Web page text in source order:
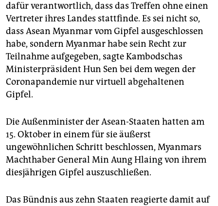
dafür verantwortlich, dass das Treffen ohne einen
Vertreter ihres Landes stattfinde. Es sei nicht so,
dass Asean Myanmar vom Gipfel ausgeschlossen
habe, sondern Myanmar habe sein Recht zur
Teilnahme aufgegeben, sagte Kambodschas
Ministerpräsident Hun Sen bei dem wegen der
Coronapandemie nur virtuell abgehaltenen
Gipfel.
Die Außenminister der Asean-Staaten hatten am
15. Oktober in einem für sie äußerst
ungewöhnlichen Schritt beschlossen, Myanmars
Machthaber General Min Aung Hlaing von ihrem
diesjährigen Gipfel auszuschließen.
Das Bündnis aus zehn Staaten reagierte damit auf